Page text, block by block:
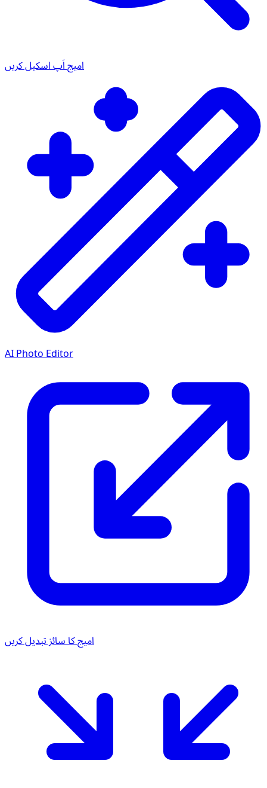
امیج اَپ اسکیل کریں
AI Photo Editor
امیج کا سائز تبدیل کریں